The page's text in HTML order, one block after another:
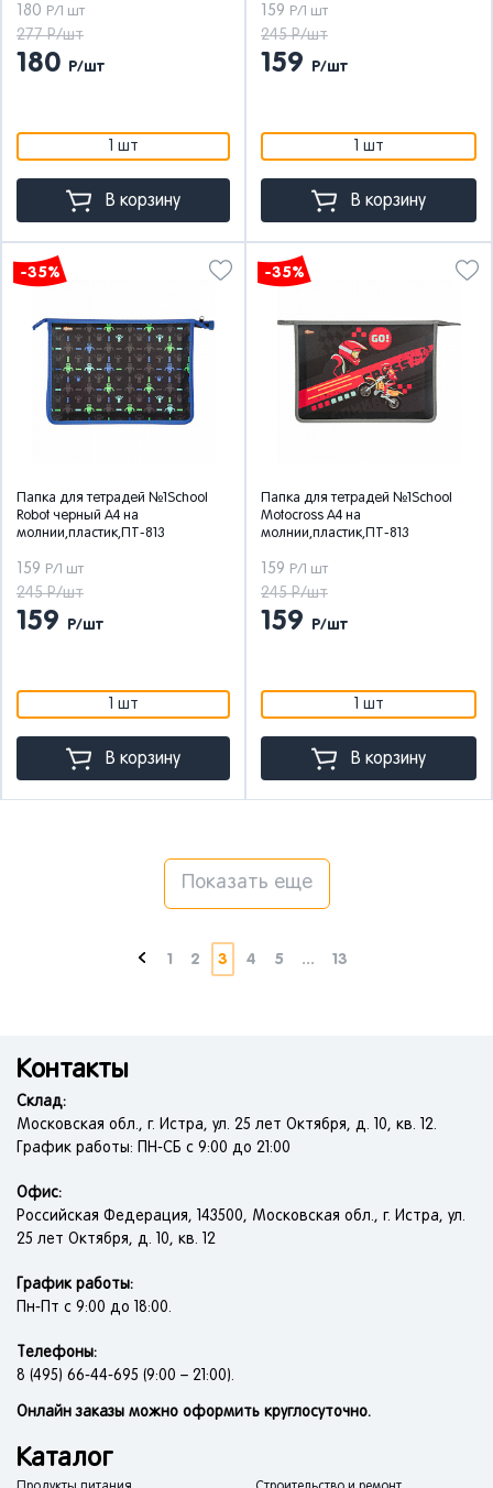
180 Р/1 шт
277 Р/шт
180 Р/шт
1 шт
В корзину
159 Р/1 шт
245 Р/шт
159 Р/шт
1 шт
В корзину
-35%
Папка для тетрадей №1School
Robot черный А4 на
молнии,пластик,ПТ-813
159 Р/1 шт
245 Р/шт
159 Р/шт
1 шт
В корзину
-35%
Папка для тетрадей №1School
Motocross А4 на
молнии,пластик,ПТ-813
159 Р/1 шт
245 Р/шт
159 Р/шт
1 шт
В корзину
Показать еще
1 2 3 4 5 ... 13
Контакты
Склад:
Московская обл., г. Истра, ул. 25 лет Октября, д. 10, кв. 12.
График работы: ПН-СБ с 9:00 до 21:00
Офис:
Российская Федерация, 143500, Московская обл., г. Истра, ул.
25 лет Октября, д. 10, кв. 12
График работы:
Пн-Пт с 9:00 до 18:00.
Телефоны:
8 (495) 66-44-695 (9:00 – 21:00).
Онлайн заказы можно оформить круглосуточно.
Каталог